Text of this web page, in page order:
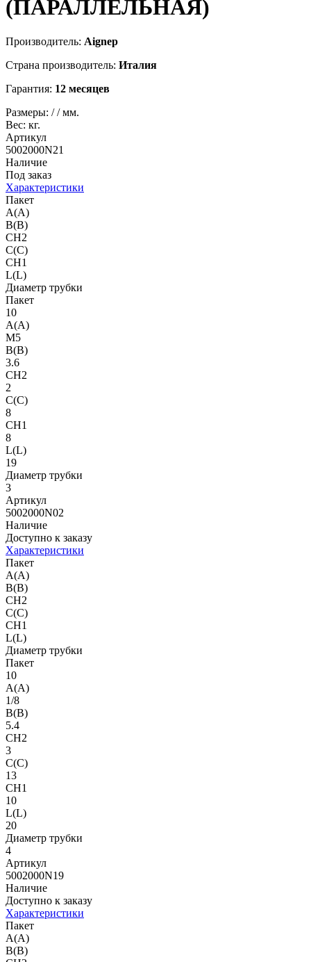
(ПАРАЛЛЕЛЬНАЯ)
Производитель: Aignep
Страна производитель: Италия
Гарантия: 12 месяцев
Размеры: //мм.
Вес: кг.
Артикул
5002000N21
Наличие
Под заказ
Характеристики
Пакет
A(A)
B(B)
CH2
C(C)
CH1
L(L)
Диаметр трубки
Пакет
10
A(A)
M5
B(B)
3.6
CH2
2
C(C)
8
CH1
8
L(L)
19
Диаметр трубки
3
Артикул
5002000N02
Наличие
Доступно к заказу
Характеристики
Пакет
A(A)
B(B)
CH2
C(C)
CH1
L(L)
Диаметр трубки
Пакет
10
A(A)
1/8
B(B)
5.4
CH2
3
C(C)
13
CH1
10
L(L)
20
Диаметр трубки
4
Артикул
5002000N19
Наличие
Доступно к заказу
Характеристики
Пакет
A(A)
B(B)